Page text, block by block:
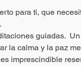
para ti, que
guiadas.
la calma y la paz
imprescindible